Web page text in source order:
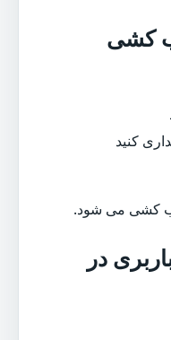
کشی
کنید
کشی می شود.
در